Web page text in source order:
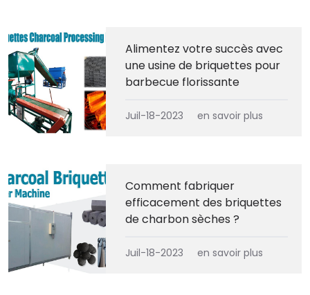
Alimentez votre succès avec
une usine de briquettes pour
barbecue florissante
Juil-18-2023 en savoir plus
Comment fabriquer
efficacement des briquettes
de charbon sèches ?
Juil-18-2023 en savoir plus